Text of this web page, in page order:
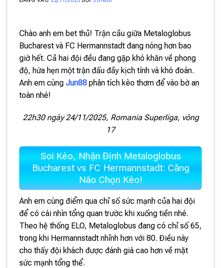
Chào anh em bet thủ! Trận cầu giữa Metaloglobus
Bucharest và FC Hermannstadt đang nóng hơn bao
giờ hết. Cả hai đội đều đang gặp khó khăn về phong
độ, hứa hẹn một trận đấu đầy kịch tính và khó đoán.
Anh em cùng Jun88 phân tích kèo thơm để vào bờ an
toàn nhé!
22h30 ngày 24/11/2025, Romania Superliga, vòng
17
Soi Kèo, Nhận Định Metaloglobus
Bucharest vs FC Hermannstadt: Căng
Não Chọn Kèo!
Anh em cùng điểm qua chỉ số sức mạnh của hai đội
để có cái nhìn tổng quan trước khi xuống tiền nhé.
Theo hệ thống ELO, Metaloglobus đang có chỉ số 65,
trong khi Hermannstadt nhỉnh hơn với 80. Điều này
cho thấy đội khách được đánh giá cao hơn về mặt
sức mạnh tổng thể.